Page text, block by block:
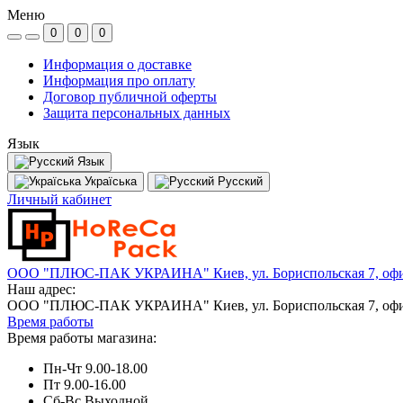
Меню
0 0 0
Информация о доставке
Информация про оплату
Договор публичной оферты
Защита персональных данных
Язык
Язык
Україська
Русский
Личный кабинет
ООО "ПЛЮС-ПАК УКРАИНА" Киев, ул. Бориспольская 7,
Наш адрес:
ООО "ПЛЮС-ПАК УКРАИНА" Киев, ул. Бориспольская 7,
Время работы
Время работы магазина:
Пн-Чт 9.00-18.00
Пт 9.00-16.00